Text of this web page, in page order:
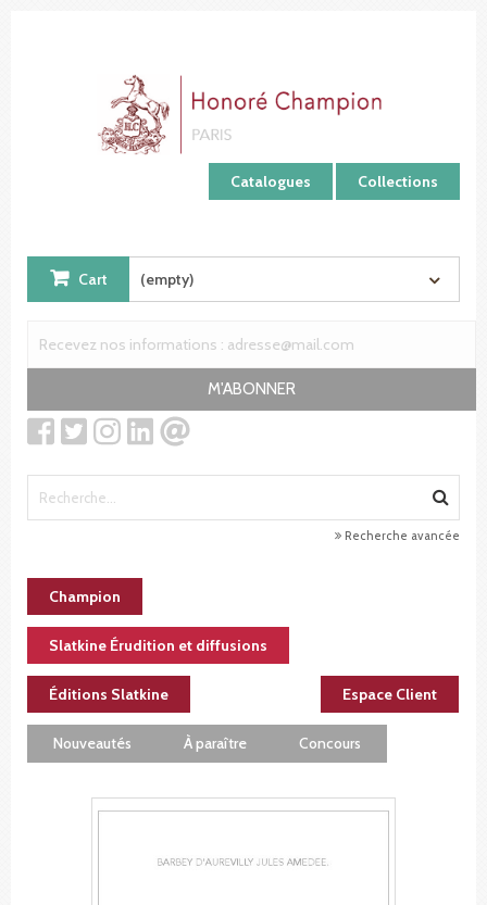
Catalogues Collections
Cart (empty)
M'ABONNER
Recherche avancée
Champion
Slatkine Érudition et diffusions
Éditions Slatkine Espace Client
Nouveautés À paraître Concours